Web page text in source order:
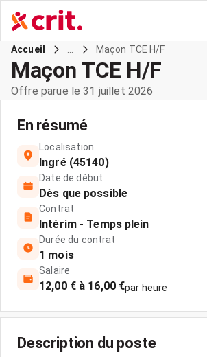
Accueil Maçon TCE H/F
Maçon TCE H/F
Offre parue le 31 juillet 2026
En résumé
Localisation
Ingré (45140)
Date de début
Dès que possible
Contrat
Intérim - Temps plein
Durée du contrat
1 mois
Salaire
12,00 € à 16,00 €par heure
Description du poste